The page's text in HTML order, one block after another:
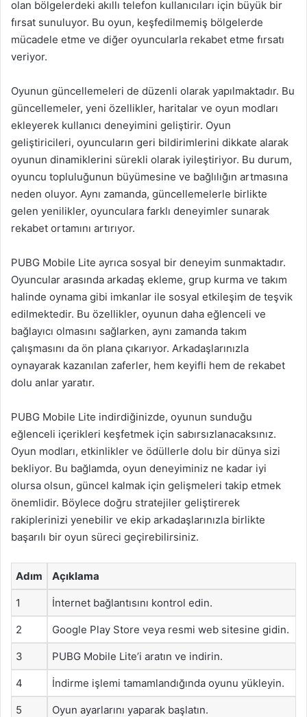
olan bölgelerdeki akıllı telefon kullanıcıları için büyük bir
fırsat sunuluyor. Bu oyun, keşfedilmemiş bölgelerde
mücadele etme ve diğer oyuncularla rekabet etme fırsatı
veriyor.
Oyunun güncellemeleri de düzenli olarak yapılmaktadır. Bu
güncellemeler, yeni özellikler, haritalar ve oyun modları
ekleyerek kullanıcı deneyimini geliştirir. Oyun
geliştiricileri, oyuncuların geri bildirimlerini dikkate alarak
oyunun dinamiklerini sürekli olarak iyileştiriyor. Bu durum,
oyuncu topluluğunun büyümesine ve bağlılığın artmasına
neden oluyor. Aynı zamanda, güncellemelerle birlikte
gelen yenilikler, oyunculara farklı deneyimler sunarak
rekabet ortamını artırıyor.
PUBG Mobile Lite ayrıca sosyal bir deneyim sunmaktadır.
Oyuncular arasında arkadaş ekleme, grup kurma ve takım
halinde oynama gibi imkanlar ile sosyal etkileşim de teşvik
edilmektedir. Bu özellikler, oyunun daha eğlenceli ve
bağlayıcı olmasını sağlarken, aynı zamanda takım
çalışmasını da ön plana çıkarıyor. Arkadaşlarınızla
oynayarak kazanılan zaferler, hem keyifli hem de rekabet
dolu anlar yaratır.
PUBG Mobile Lite indirdiğinizde, oyunun sunduğu
eğlenceli içerikleri keşfetmek için sabırsızlanacaksınız.
Oyun modları, etkinlikler ve ödüllerle dolu bir dünya sizi
bekliyor. Bu bağlamda, oyun deneyiminiz ne kadar iyi
olursa olsun, güncel kalmak için gelişmeleri takip etmek
önemlidir. Böylece doğru stratejiler geliştirerek
rakiplerinizi yenebilir ve ekip arkadaşlarınızla birlikte
başarılı bir oyun süreci geçirebilirsiniz.
Adım Açıklama
1 İnternet bağlantısını kontrol edin.
2 Google Play Store veya resmi web sitesine gidin.
3 PUBG Mobile Lite’i aratın ve indirin.
4 İndirme işlemi tamamlandığında oyunu yükleyin.
5 Oyun ayarlarını yaparak başlatın.